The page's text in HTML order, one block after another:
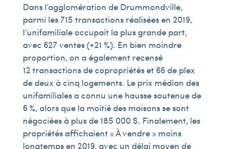
Dans l’agglomération de Drummondville,
parmi les 715 transactions réalisées en 2019,
l’unifamiliale occupait la plus grande part,
avec 627 ventes (+21 %). En bien moindre
proportion, on a également recensé
12 transactions de copropriétés et 66 de plex
de deux à cinq logements. Le prix médian des
unifamiliales a connu une hausse soutenue de
6 %, alors que la moitié des maisons se sont
négociées à plus de 185 000 $. Finalement, les
propriétés affichaient « À vendre » moins
longtemps en 2019, avec un délai moyen de